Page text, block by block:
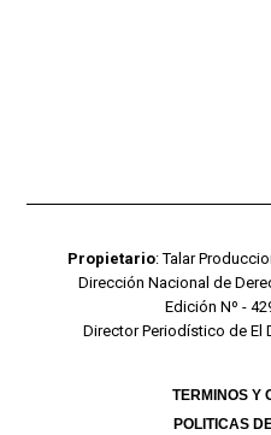
Propietario: Talar
Dirección Nacional de
Edición Nº -
Director Periodístico de El
TERMINOS Y
POLITICAS